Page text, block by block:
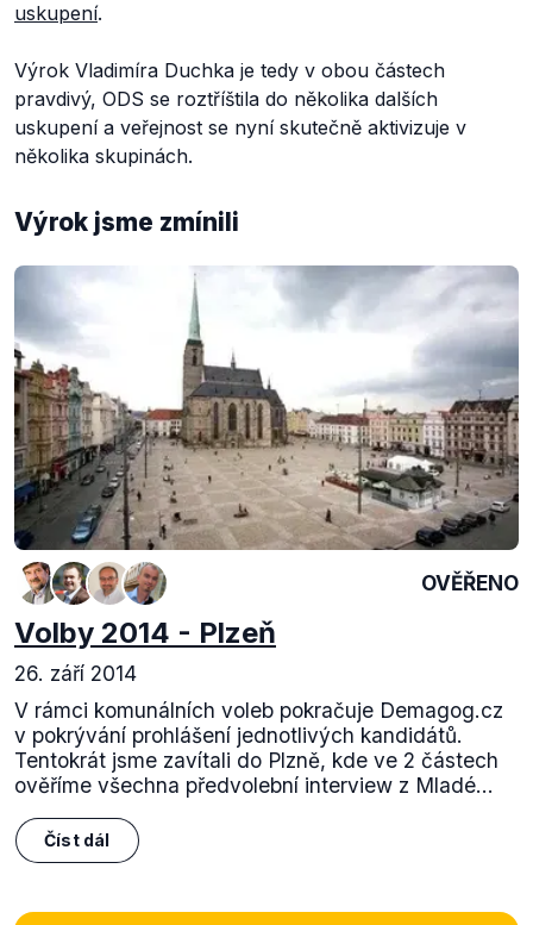
uskupení.
Výrok Vladimíra Duchka je tedy v obou částech
pravdivý, ODS se roztříštila do několika dalších
uskupení a veřejnost se nyní skutečně aktivizuje v
několika skupinách.
Výrok jsme zmínili
OVĚŘENO
Volby 2014 - Plzeň
26. září 2014
V rámci komunálních voleb pokračuje Demagog.cz
v pokrývání prohlášení jednotlivých kandidátů.
Tentokrát jsme zavítali do Plzně, kde ve 2 částech
ověříme všechna předvolební interview z Mladé...
Číst dál